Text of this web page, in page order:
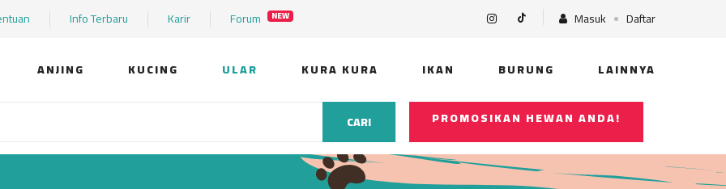
Info Terbaru Karir Forum NEW Masuk Daftar
ANJING KUCING ULAR KURA KURA IKAN BURUNG LAINNYA
CARI PROMOSIKAN HEWAN ANDA!